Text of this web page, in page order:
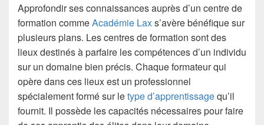
Approfondir ses connaissances auprès d’un centre de
formation commeAcadémie Laxs’avère bénéfique sur
plusieurs plans. Les centres de formation sont des
lieux destinés à parfaire les compétences d’un individu
sur un domaine bien précis. Chaque formateur qui
opère dans ces lieux est un professionnel
spécialement formé sur letype d’apprentissagequ’il
fournit. Il possède les capacités nécessaires pour faire